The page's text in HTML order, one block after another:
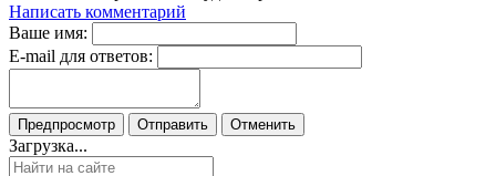
Написать комментарий
Ваше имя:
E-mail для ответов:
Загрузка...